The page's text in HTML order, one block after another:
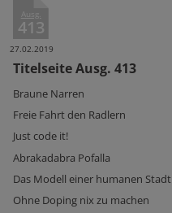
Ausg.
413
27.02.2019
Titelseite Ausg. 413
Braune Narren
Freie Fahrt den Radlern
Just code it!
Abrakadabra Pofalla
Das Modell einer humanen Stadt
Ohne Doping nix zu machen